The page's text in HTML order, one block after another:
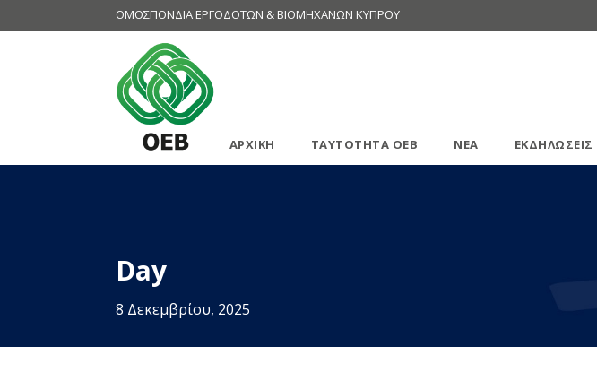
ΟΜΟΣΠΟΝΔΙΑ ΕΡΓΟΔΟΤΩΝ & ΒΙΟΜΗΧΑΝΩΝ ΚΥΠΡΟΥ
ΑΡΧΙΚΗ ΤΑΥΤΟΤΗΤΑ ΟΕΒ ΝΕΑ ΕΚΔΗΛΩΣΕΙΣ
Day
8 Δεκεμβρίου, 2025